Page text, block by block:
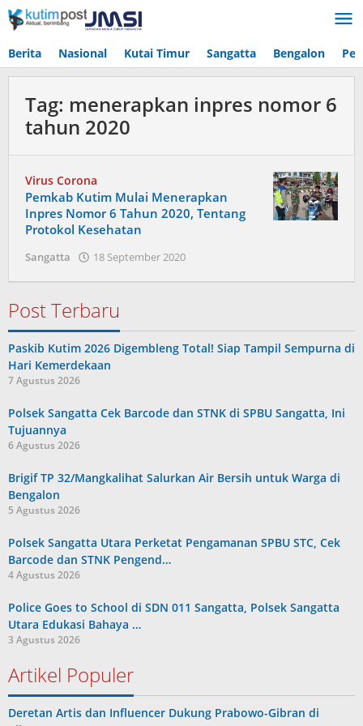
Lewati
ke
Berita Nasional Kutai Timur Sangatta Bengalon
Tag: menerapkan inpres nomor 6
tahun 2020
Virus Corona
Pemkab Kutim Mulai Menerapkan
Inpres Nomor 6 Tahun 2020, Tentang
Protokol Kesehatan
Sangatta 18 September 2020
Post Terbaru
Paskib Kutim 2026 Digembleng Total! Siap Tampil Sempurna di
Hari Kemerdekaan
7 Agustus 2026
Polsek Sangatta Cek Barcode dan STNK di SPBU Sangatta, Ini
Tujuannya
6 Agustus 2026
Brigif TP 32/Mangkalihat Salurkan Air Bersih untuk Warga di
Bengalon
5 Agustus 2026
Polsek Sangatta Utara Perketat Pengamanan SPBU STC, Cek
Barcode dan STNK Pengend…
4 Agustus 2026
Police Goes to School di SDN 011 Sangatta, Polsek Sangatta
Utara Edukasi Bahaya …
3 Agustus 2026
Artikel Populer
Deretan Artis dan Influencer Dukung Prabowo-Gibran di